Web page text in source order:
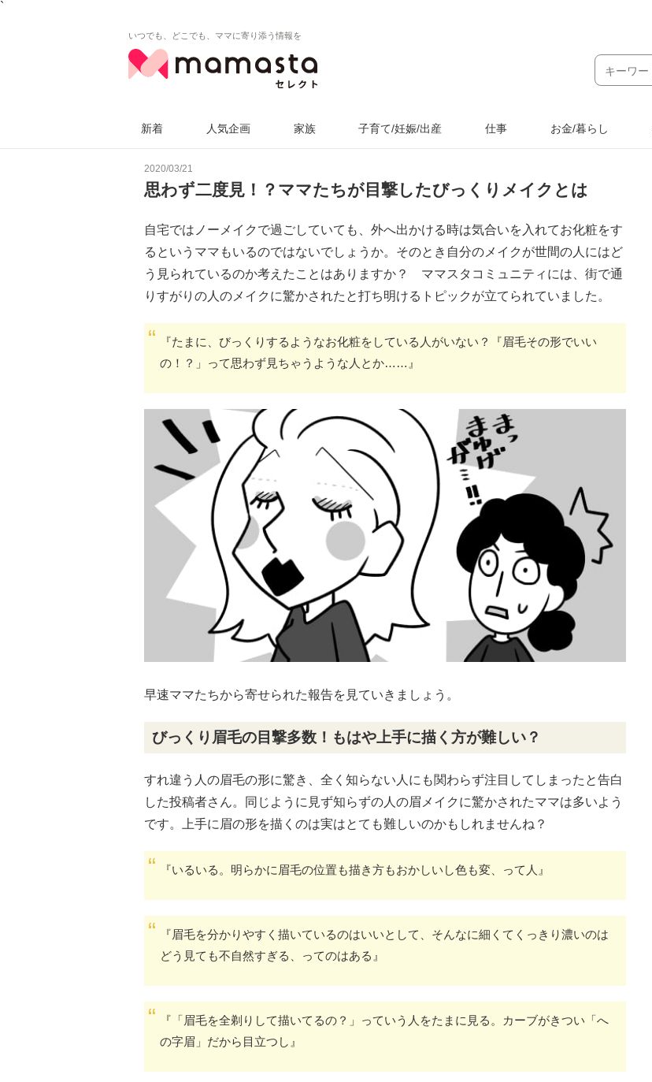
`
いつでも、どこでも、ママに寄り添う情報を
新着 人気企画 家族 子育て/妊娠/出産 仕事 お金/暮らし
2020/03/21
思わず二度見！？ママたちが目撃したびっくりメイクとは
自宅ではノーメイクで過ごしていても、外へ出かける時は気合いを入れてお化粧をす
るというママもいるのではないでしょうか。そのとき自分のメイクが世間の人にはど
う見られているのか考えたことはありますか？ ママスタコミュニティには、街で通
りすがりの人のメイクに驚かされたと打ち明けるトピックが立てられていました。
『たまに、びっくりするようなお化粧をしている人がいない？『眉毛その形でいい
の！？」って思わず見ちゃうような人とか……』
早速ママたちから寄せられた報告を見ていきましょう。
びっくり眉毛の目撃多数！もはや上手に描く方が難しい？
すれ違う人の眉毛の形に驚き、全く知らない人にも関わらず注目してしまったと告白
した投稿者さん。同じように見ず知らずの人の眉メイクに驚かされたママは多いよう
です。上手に眉の形を描くのは実はとても難しいのかもしれませんね？
『いるいる。明らかに眉毛の位置も描き方もおかしいし色も変、って人』
『眉毛を分かりやすく描いているのはいいとして、そんなに細くてくっきり濃いのは
どう見ても不自然すぎる、ってのはある』
『「眉毛を全剃りして描いてるの？」っていう人をたまに見る。カーブがきつい「へ
の字眉」だから目立つし』